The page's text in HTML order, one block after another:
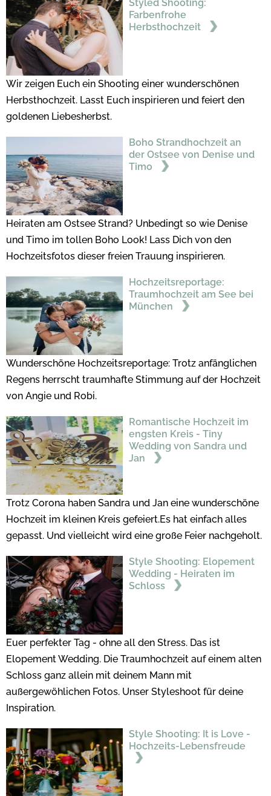
Styled Shooting:
Farbenfrohe
Herbsthochzeit
Wir zeigen Euch ein Shooting einer wunderschönen
Herbsthochzeit. Lasst Euch inspirieren und feiert den
goldenen Liebesherbst.
Boho Strandhochzeit an
der Ostsee von Denise und
Timo
Heiraten am Ostsee Strand? Unbedingt so wie Denise
und Timo im tollen Boho Look! Lass Dich von den
Hochzeitsfotos dieser freien Trauung inspirieren.
Hochzeitsreportage:
Traumhochzeit am See bei
München
Wunderschöne Hochzeitsreportage: Trotz anfänglichen
Regens herrscht traumhafte Stimmung auf der Hochzeit
von Angie und Robi.
Romantische Hochzeit im
engsten Kreis - Tiny
Wedding von Sandra und
Jan
Trotz Corona haben Sandra und Jan eine wunderschöne
Hochzeit im kleinen Kreis gefeiert.Es hat einfach alles
gepasst. Und vielleicht wird eine große Feier nachgeholt.
Style Shooting: Elopement
Wedding - Heiraten im
Schloss
Euer perfekter Tag - ohne all den Stress. Das ist
Elopement Wedding. Die Traumhochzeit auf einem alten
Schloss ganz allein mit deinem Mann mit
außergewöhlichen Fotos. Unser Styleshoot für deine
Inspiration.
Style Shooting: It is Love -
Hochzeits-Lebensfreude